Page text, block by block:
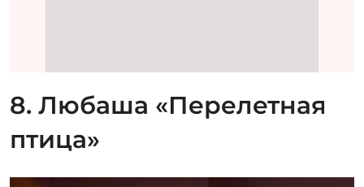
8. Любаша «Перелетная
птица»